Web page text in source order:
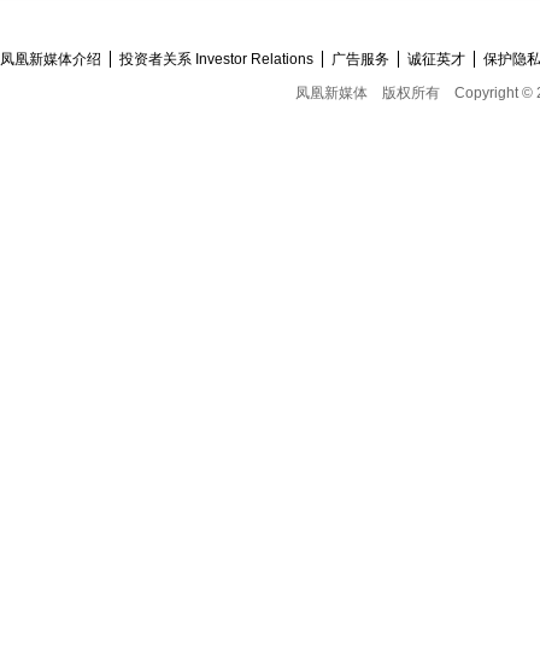
凤凰新媒体介绍 投资者关系 Investor Relations 广告服务 诚征英才
保护隐
凤凰新媒体
版权所有 Copyright ©